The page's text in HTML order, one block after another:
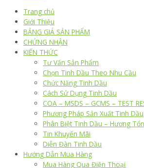
Trang chủ
Giới Thiệu
BẢNG GIÁ SẢN PHẨM
CHỨNG NHẬN
KIẾN THỨC
Tư Vấn Sản Phẩm
Chọn Tinh Dầu Theo Nhu Cầu
Chức Năng Tinh Dầu
Cách Sử Dụng Tinh Dầu
COA – MSDS – GCMS – TEST
Phương Pháp Sản Xuất Tinh Dầu
Phân Biệt Tinh Dầu – Hương
Tin Khuyến Mãi
Diễn Đàn Tinh Dầu
Hướng Dẫn Mua Hàng
Mua Hàng Qua Điện Thoại